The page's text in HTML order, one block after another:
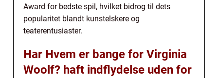
Award for bedste spil, hvilket bidrog til dets
popularitet blandt kunstelskere og
teaterentusiaster.
Har Hvem er bange for Virginia
Woolf? haft indflydelse uden for